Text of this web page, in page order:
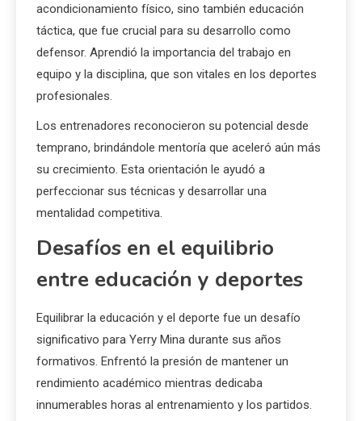
acondicionamiento físico, sino también educación
táctica, que fue crucial para su desarrollo como
defensor. Aprendió la importancia del trabajo en
equipo y la disciplina, que son vitales en los deportes
profesionales.
Los entrenadores reconocieron su potencial desde
temprano, brindándole mentoría que aceleró aún más
su crecimiento. Esta orientación le ayudó a
perfeccionar sus técnicas y desarrollar una
mentalidad competitiva.
Desafíos en el equilibrio
entre educación y deportes
Equilibrar la educación y el deporte fue un desafío
significativo para Yerry Mina durante sus años
formativos. Enfrentó la presión de mantener un
rendimiento académico mientras dedicaba
innumerables horas al entrenamiento y los partidos.